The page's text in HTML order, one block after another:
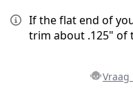
If the flat end of
trim about .125" of
Vraag